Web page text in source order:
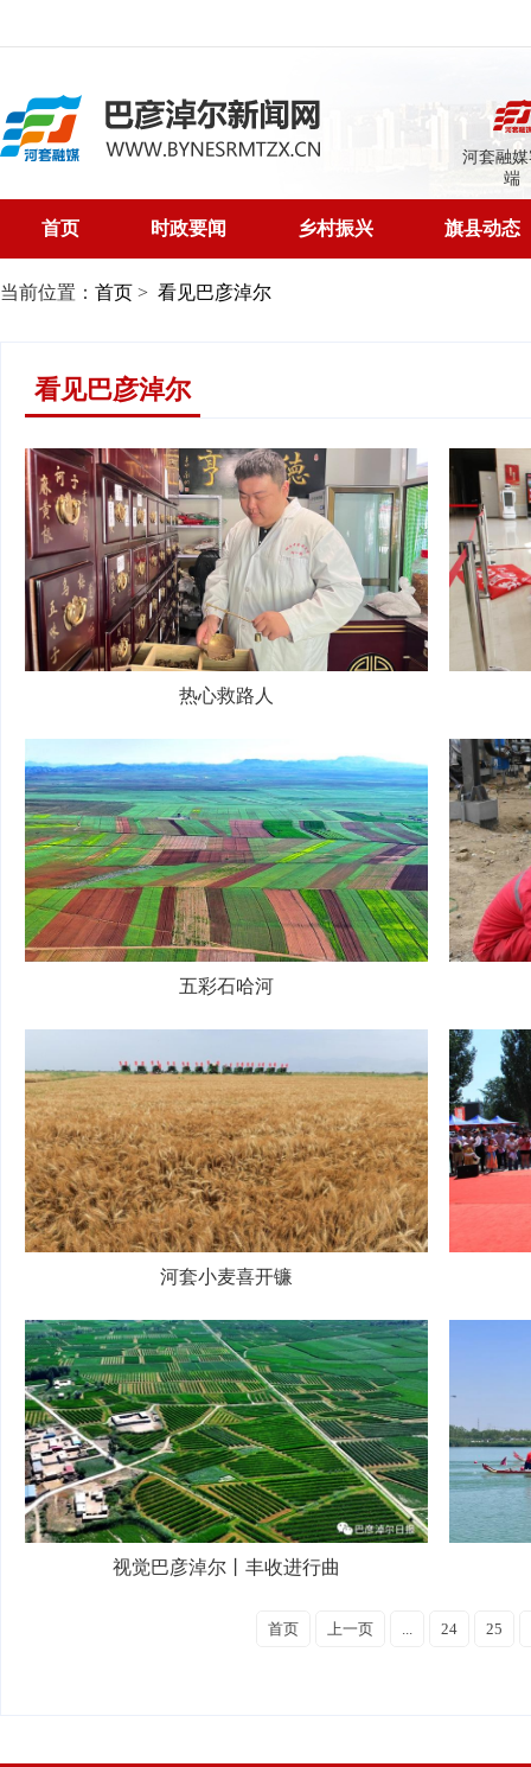
河套融
端
首页 时政要闻 乡村振兴 旗县动态
当前位置： 首页 > 看见巴彦淖尔
看见巴彦淖尔
热心救路人
五彩石哈河
河套小麦喜开镰
视觉巴彦淖尔丨丰收进行曲
首页 上一页 ... 24 25